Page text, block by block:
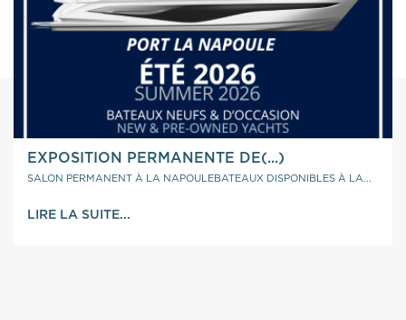
EXPOSITION PERMANENTE DE(...)
SALON PERMANENT À LA NAPOULEBATEAUX DISPONIBLES À LA...
LIRE LA SUITE...